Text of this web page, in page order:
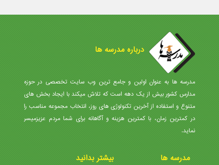
درباره مدرسه ها
مدرسه ها به عنوان اولین و جامع ترین وب سایت تخصصی در حوزه
مدارس کشور بیش از یک دهه است که تلاش میکند با ایجاد بخش های
متنوع و استفاده از آخرین تکنولوژی های روز، انتخاب مجموعه مناسب را
در کمترین زمان، با کمترین هزینه و آگاهانه برای شما مردم عزیزمیسر
نماید.
مدرسه ها بیشتر بدانید